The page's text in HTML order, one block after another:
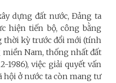
dựng đất nước, Đảng ta
hiện tiến bộ, công bằng
thời kỳ trước đổi mới (tính
Nam, thống nhất đất
1986), việc giải quyết vấn
hội ở nước ta còn mang tư